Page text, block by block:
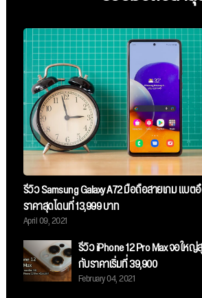
รีวิว Samsung Galaxy A72 มือถือสายเกม แบ
ราคาสุดโดนที่ 13,999 บาท
April 09, 2021
รีวิว iPhone 12 Pro Max จอให
กับราคาเริ่มที่ 39,900
February 04, 2021